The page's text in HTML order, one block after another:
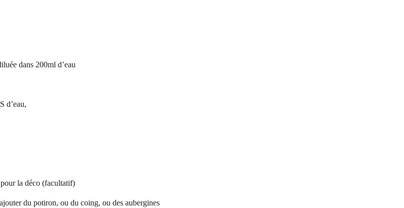
dans 200ml d’eau
d’eau,
la déco (facultatif)
du potiron, ou du coing, ou des aubergines